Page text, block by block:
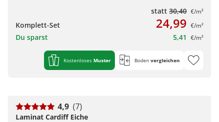
statt 30,40 €/m²
Komplett-Set 24,99 €/m²
Du sparst 5,41 €/m²
Kostenloses Muster Boden vergleichen
4,9 (7)
Laminat Cardiff Eiche